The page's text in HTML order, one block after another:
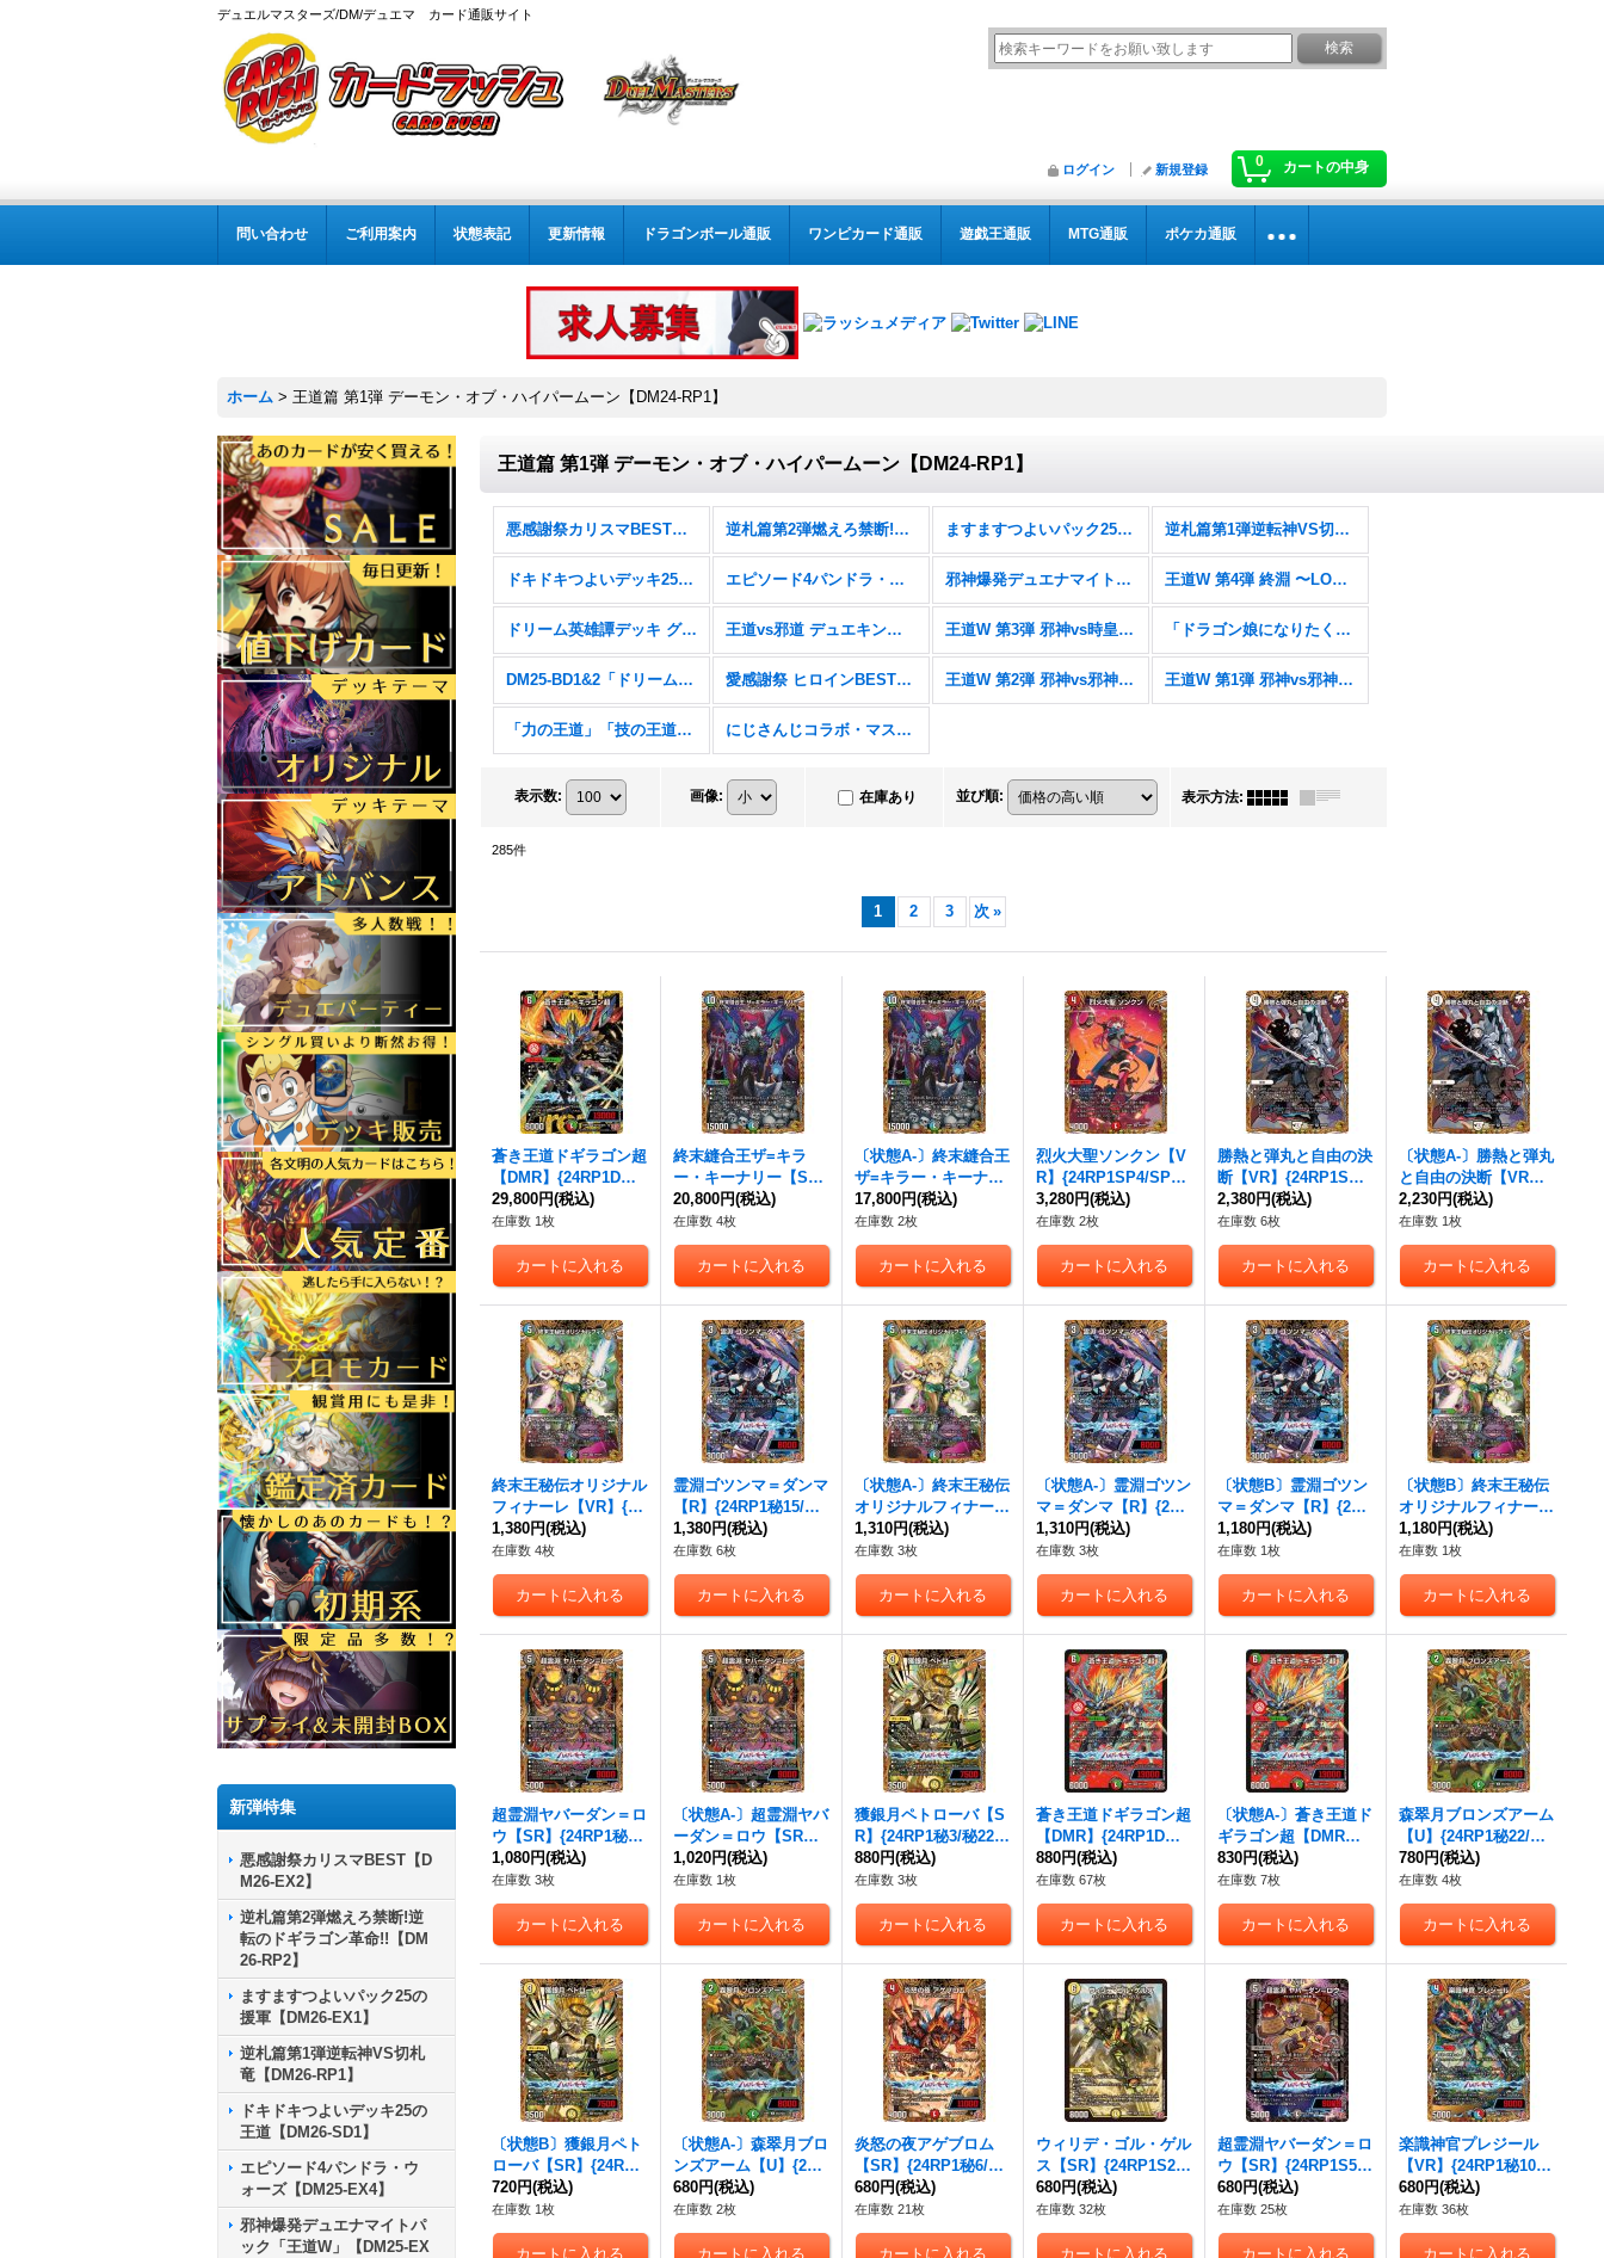
デュエルマスターズ/DM/デュエマ カード通販サイト
0 カートの中身
ログイン 新規登録
問い合わせ ご利用案内 状態表記 更新情報 ドラゴンボール通販 ワンピカード通販 遊戯王通販 MTG通販 ポケカ通販
ホーム > 王道篇 第1弾 デーモン・オブ・ハイパームーン【DM24-RP1】
新弾特集
悪感謝祭カリスマBEST【D
M26-EX2】
逆札篇第2弾燃えろ禁断!逆
転のドギラゴン革命!!【DM
26-RP2】
ますますつよいパック25の
援軍【DM26-EX1】
逆札篇第1弾逆転神VS切札
竜【DM26-RP1】
ドキドキつよいデッキ25の
王道【DM26-SD1】
エピソード4パンドラ・ウ
ォーズ【DM25-EX4】
邪神爆発デュエナマイトパ
ック「王道W」【DM25-EX
王道篇 第1弾 デーモン・オブ・ハイパームーン【DM24-RP1】
悪感謝祭カリスマBEST【DM26-EX2】 逆札篇第2弾燃えろ禁断!逆転のドギラゴン革命!!【DM26-RP2】 ますますつよいパック25の援軍【DM26-EX1】 逆札篇第1弾逆転神VS切札竜【DM26-RP1】
ドキドキつよいデッキ25の王道【DM26-SD1】 エピソード4パンドラ・ウォーズ【DM25-EX4】 邪神爆発デュエナマイトパック「王道W」【DM25-EX3】 王道W 第4弾 終淵 〜LOVE＆ABYSS〜【DM25-RP4】
ドリーム英雄譚デッキ グレンモルトの書【DM25-BD3】 王道vs邪道 デュエキングWDreaM 2025【DM25-EX2】 王道W 第3弾 邪神vs時皇 〜ビヨンド・ザ・タイム〜【DM25-RP3】 「ドラゴン娘になりたくないっ!」はじけろスポーツ！青春☆ワールドカップ!!【DM25-SP2】
DM25-BD1&2「ドリーム英雄譚デッキ ボルシャックの書&アルカディアスの書」 愛感謝祭 ヒロインBEST【DM25-EX1】 王道W 第2弾 邪神vs邪神II 〜ジャシン・イン・ザ・シェル〜【DM25-RP2】 王道W 第1弾 邪神vs邪神 〜ソウル・オブ・ジ・アビス〜【DM25-RP1】
「力の王道」「技の王道」「Jack-Pot-Live!! in 桜龍高校」【DM25-SD1&2&SP1】 にじさんじコラボ・マスターズ「異次元の超獣使い」【DM24-EX4】
表示数: 画像: 在庫あり 並び順: 表示方法:
285件
1 2 3 次 »
蒼き王道ドギラゴン超
【DMR】{24RP1DM1
秘/DM1}《多》
29,800円(税込)
在庫数 1枚
終末縫合王ザ=キラ
ー・キーナリー【S
R】{24RP1SP2/SP5}
《多》
20,800円(税込)
在庫数 4枚
〔状態A-〕終末縫合王
ザ=キラー・キーナリ
ー【SR】{24RP1SP2/
SP5}《多》
17,800円(税込)
在庫数 2枚
烈火大聖ソンクン【V
R】{24RP1SP4/SP5}
《火》
3,280円(税込)
在庫数 2枚
勝熱と弾丸と自由の決
断【VR】{24RP1SP3/
SP5}《無》
2,380円(税込)
在庫数 6枚
〔状態A-〕勝熱と弾丸
と自由の決断【VR】
{24RP1SP3/SP5}
《無》
2,230円(税込)
在庫数 1枚
終末王秘伝オリジナル
フィナーレ【VR】{24
RP1SP5/SP5}《多》
1,380円(税込)
在庫数 4枚
霊淵ゴツンマ＝ダンマ
【R】{24RP1秘15/秘2
2}《闇》
1,380円(税込)
在庫数 6枚
〔状態A-〕終末王秘伝
オリジナルフィナーレ
【VR】{24RP1SP5/S
P5}《多》
1,310円(税込)
在庫数 3枚
〔状態A-〕霊淵ゴツン
マ＝ダンマ【R】{24R
P1秘15/秘22}《闇》
1,310円(税込)
在庫数 3枚
〔状態B〕霊淵ゴツン
マ＝ダンマ【R】{24R
P1秘15/秘22}《闇》
1,180円(税込)
在庫数 1枚
〔状態B〕終末王秘伝
オリジナルフィナーレ
【VR】{24RP1SP5/S
P5}《多》
1,180円(税込)
在庫数 1枚
超霊淵ヤバーダン＝ロ
ウ【SR】{24RP1秘5/
秘22}《闇》
1,080円(税込)
在庫数 3枚
〔状態A-〕超霊淵ヤバ
ーダン＝ロウ【SR】
{24RP1秘5/秘22}
《闇》
1,020円(税込)
在庫数 1枚
獲銀月ペトローバ【S
R】{24RP1秘3/秘22}
《光》
880円(税込)
在庫数 3枚
蒼き王道ドギラゴン超
【DMR】{24RP1DM1/
DM1}《多》
880円(税込)
在庫数 67枚
〔状態A-〕蒼き王道ド
ギラゴン超【DMR】
{24RP1DM1/DM1}
《多》
830円(税込)
在庫数 7枚
森翠月ブロンズアーム
【U】{24RP1秘22/秘2
2}《自然》
780円(税込)
在庫数 4枚
〔状態B〕獲銀月ペト
ローバ【SR】{24RP1
秘3/秘22}《光》
720円(税込)
在庫数 1枚
〔状態A-〕森翠月ブロ
ンズアーム【U】{24R
P1秘22/秘22}《自然》
680円(税込)
在庫数 2枚
炎怒の夜アゲブロム
【SR】{24RP1秘6/秘
22}《火》
680円(税込)
在庫数 21枚
ウィリデ・ゴル・ゲル
ス【SR】{24RP1S2/S
10}《光》
680円(税込)
在庫数 32枚
超霊淵ヤバーダン＝ロ
ウ【SR】{24RP1S5/S
10}《闇》
680円(税込)
在庫数 25枚
楽識神官プレジール
【VR】{24RP1秘10/
秘22}《多》
680円(税込)
在庫数 36枚